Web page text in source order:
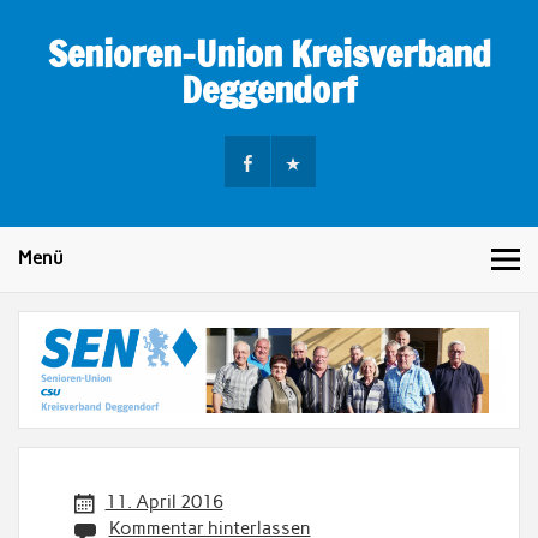
contentSenioren-Union Kreisverband
Deggendorf
Menü
11. April 2016
Kommentar hinterlassen